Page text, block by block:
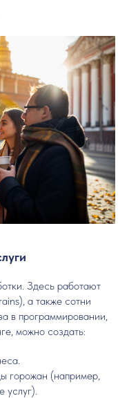
Здесь работают
а также сотни
в программировании,
можно создать:
горожан (например,
услуг).